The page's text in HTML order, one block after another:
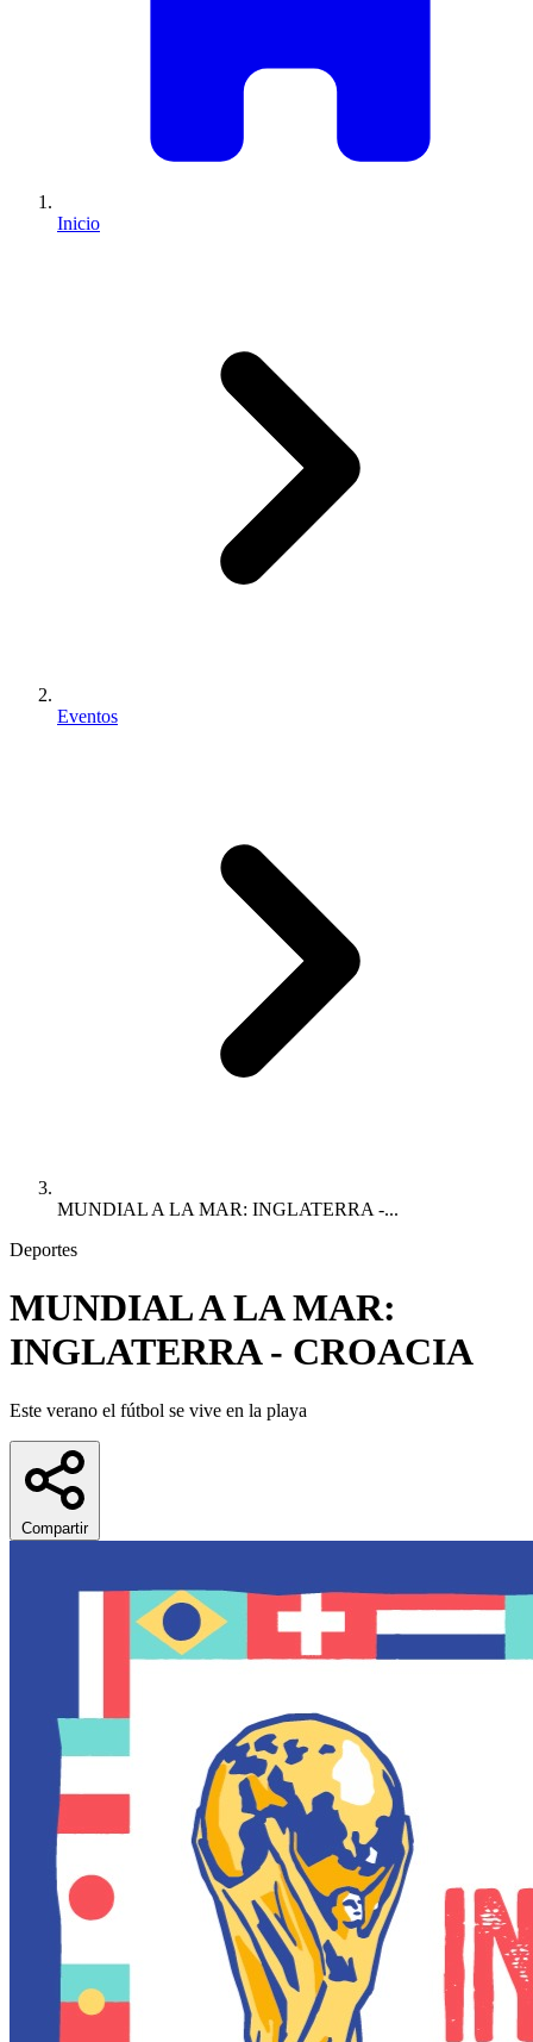
Inicio
Eventos
MUNDIAL A LA MAR: INGLATERRA -...
Deportes
MUNDIAL A LA MAR:
INGLATERRA - CROACIA
Este verano el fútbol se vive en la playa
Compartir